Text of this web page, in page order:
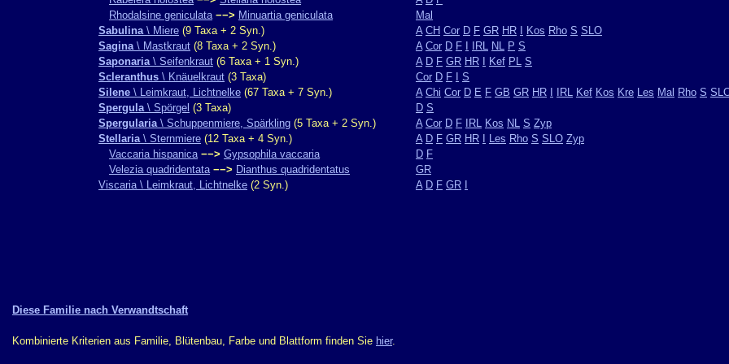
Rhodalsine geniculata −−> Minuartia geniculata
Mal
Sabulina\ Miere (9 Taxa + 2 Syn.) A CH Cor D F GR HR Kos Rho S SLO
Sagina\ Mastkraut (8 Taxa + 2 Syn.) A Cor D F IRL NL P S
Saponaria\ Seifenkraut (6 Taxa + 1 Syn.) A D F GR HR Kef PL S
Scleranthus \ Knäuelkraut (3 Taxa) Cor D F
S
Silene \ Leimkraut, Lichtnelke (67 Taxa + 7 Syn.) A Chi Cor D E F GB GR HR IRL Kef Kos Kre Les Mal Rho S
Spergula\ Spörgel (3 Taxa) D S
Spergularia\ Schuppenmiere, Spärkling (5 Taxa + 2 Syn.) A Cor D F IRL Kos NL S Zyp
Stellaria\ Sternmiere (12 Taxa + 4 Syn.) A D F GR HR Les Rho S SLO Zyp
Vaccaria hispanica −−> Gypsophila vaccaria D F
Velezia quadridentata −−> Dianthus quadridentatus
GR
Viscaria \ Leimkraut, Lichtnelke (2 Syn.) A D F GR
Diese Familie nach Verwandtschaft
Kombinierte Kriterien aus Familie, Blütenbau, Farbe und Blattform finden Sie hier.